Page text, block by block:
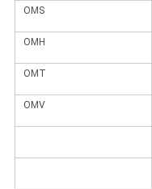
OMS
OMH
OMT
OMV